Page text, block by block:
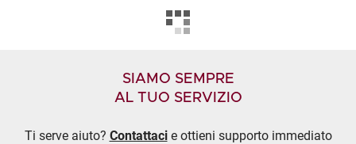
SIAMO SEMPRE
AL TUO SERVIZIO
Ti serve aiuto? Contattacie ottieni supporto immediato